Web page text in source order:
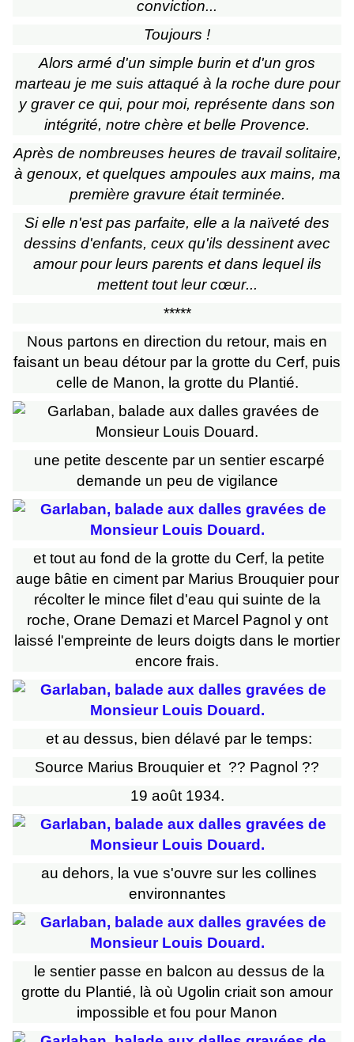
conviction...
Toujours !
Alors armé d'un simple burin et d'un gros
marteau je me suis attaqué à la roche dure pour
y graver ce qui, pour moi, représente dans son
intégrité, notre chère et belle Provence.
Après de nombreuses heures de travail solitaire,
à genoux, et quelques ampoules aux mains, ma
première gravure était terminée.
Si elle n'est pas parfaite, elle a la naïveté des
dessins d'enfants, ceux qu'ils dessinent avec
amour pour leurs parents et dans lequel ils
mettent tout leurcœur...
*****
Nous partons en direction du retour, mais en
faisant un beau détour par la grotte du Cerf, puis
celle de Manon, la grotte du Plantié.
une petite descente par un sentier escarpé
demande un peu de vigilance
et tout au fond de la grotte du Cerf, la petite
auge bâtie en ciment par Marius Brouquier pour
récolter le mince filet d'eau qui suinte de la
roche, Orane Demazi et Marcel Pagnol y ont
laissé l'empreinte de leurs doigts dans le mortier
encore frais.
et au dessus, bien délavé par le temps:
Source Marius Brouquier et ?? Pagnol ??
19 août 1934.
au dehors, la vue s'ouvre sur les collines
environnantes
le sentier passe en balcon au dessus de la
grotte du Plantié, là où Ugolin criait son amour
impossible et fou pour Manon